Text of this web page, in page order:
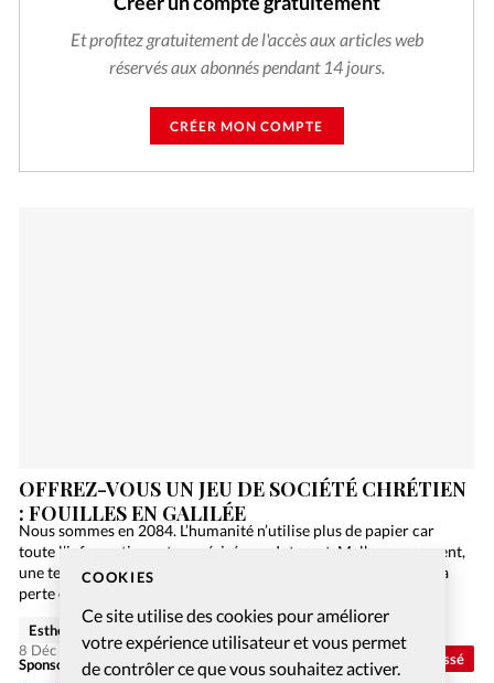
COOKIES
Ce site utilise des cookies pour améliorer
votre expérience utilisateur et vous permet
de contrôler ce que vous souhaitez activer.
Et profitez gratuitement de l'accès aux articles web
réservés aux abonnés pendant 14 jours.
CRÉER MON COMPTE
Non classé
OFFREZ-VOUS UN JEU DE SOCIÉTÉ CHRÉTIEN
: FOUILLES EN GALILÉE
Nous sommes en 2084. L’humanité n’utilise plus de papier car
toute l’information est numérisée sur Internet. Malheureusement,
une terrible panne informatique de niveau mondial engendre la
perte de toutes ces précieuses données, et la Bible…
Sponsorisé - Alliance Biblilque Française
Esther Hänggi
8 Déc 2020